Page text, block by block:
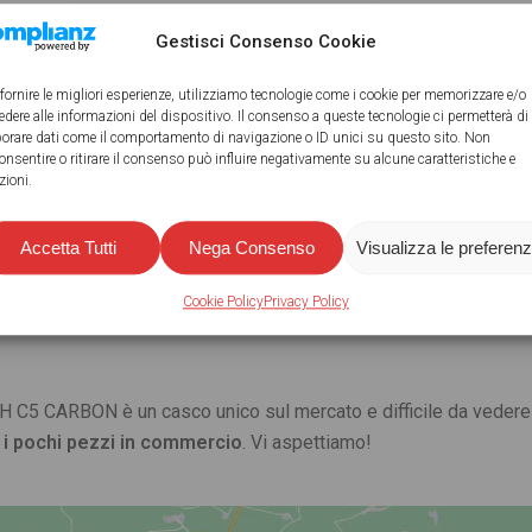
Gestisci Consenso Cookie
fornire le migliori esperienze, utilizziamo tecnologie come i cookie per memorizzare e/o
alle informazioni del dispositivo. Il consenso a queste tecnologie ci permetterà di
dati come il comportamento di navigazione o ID unici su questo sito. Non
o ritirare il consenso può influire negativamente su alcune caratteristiche e
Accetta Tutti Nega Consenso Visualizza le
Cookie PolicyPrivacy Policy
del sistema Anti-Roll-Off collegato ai cinghioli ora
PROGRAM: SCHUBERTH C5 Carbon segna un nuovo
sviluppata per offrire un
forme di testa fuori dagli standard
beneficia dello SCHUBERTH INDIVIDUAL. Un programma
in grado di assicurare un fit perfetto a tutti i
laterali e posteriori (nelle taglie M/L/XL) e delle guance
C5 CARBON è un casco unico sul mercato e difficile da
i pochi pezzi in commercio. Vi aspettiamo!